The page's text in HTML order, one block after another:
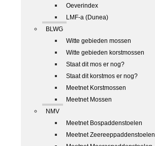
Oeverindex
LMF-a (Dunea)
BLWG
Witte gebieden mossen
Witte gebieden korstmossen
Staat dit mos er nog?
Staat dit korstmos er nog?
Meetnet Korstmossen
Meetnet Mossen
NMV
Meetnet Bospaddenstoelen
Meetnet Zeereeppaddenstoelen